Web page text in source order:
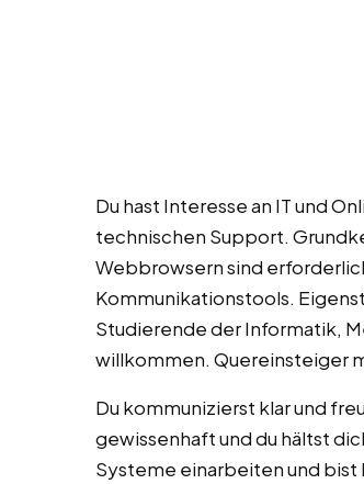
Du hast Interesse an IT und
technischen Support.
Webbrowsern sind
Kommunikationstools.
Studierende der Informatik,
willkommen. Quereinsteiger
Du kommunizierst klar und
gewissenhaft und du hältst
Systeme einarbeiten und